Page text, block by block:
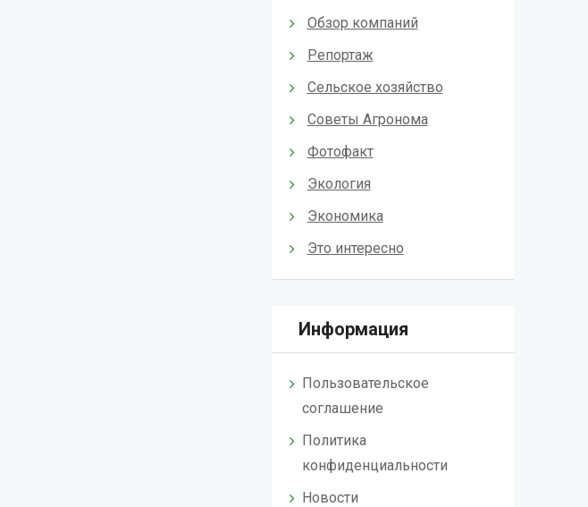
Обзор компаний
Репортаж
Сельское хозяйство
Советы Агронома
Фотофакт
Экология
Экономика
Это интересно
Информация
Пользовательское
соглашение
Политика
конфиденциальности
Новости